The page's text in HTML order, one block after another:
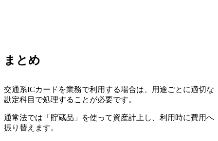
まとめ
交通系ICカードを業務で利用する場合は、用途ごとに適切な
勘定科目で処理することが必要です。
通常法では「貯蔵品」を使って資産計上し、利用時に費用へ
振り替えます。